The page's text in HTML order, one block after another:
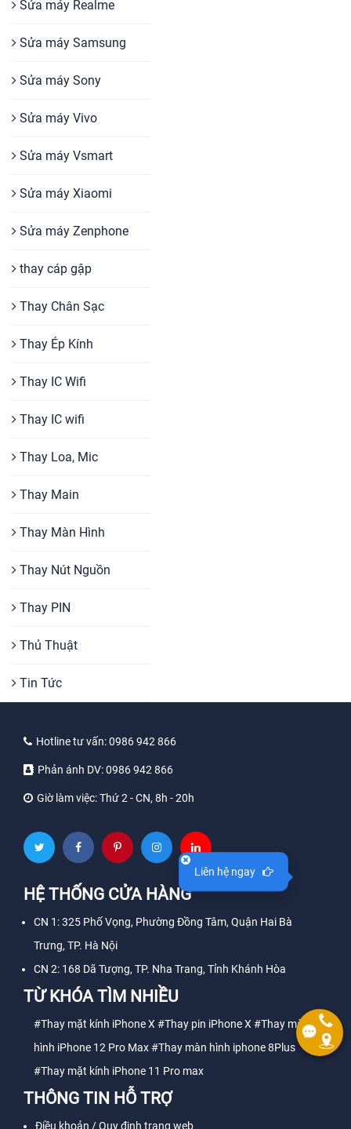
Sửa máy Realme
Sửa máy Samsung
Sửa máy Sony
Sửa máy Vivo
Sửa máy Vsmart
Sửa máy Xiaomi
Sửa máy Zenphone
thay cáp gập
Thay Chân Sạc
Thay Ép Kính
Thay IC Wifi
Thay IC wifi
Thay Loa, Mic
Thay Main
Thay Màn Hình
Thay Nút Nguồn
Thay PIN
Thủ Thuật
Tin Tức
Hotline tư vấn:0986 942 866
Phản ánh DV:0986 942 866
Giờ làm việc:Thứ 2 - CN, 8h - 20h
HỆ THỐNG CỬA HÀNG
CN 1: 325 Phố Vọng, Phường Đồng Tâm, Quận Hai Bà
Trưng, TP. Hà Nội
CN 2: 168 Dã Tượng, TP. Nha Trang, Tỉnh Khánh Hòa
TỪ KHÓA TÌM NHIỀU
#Thay mặt kính iPhone X#Thay pin iPhone X#Thay màn
hình iPhone 12 Pro Max#Thay màn hình iphone 8Plus
#Thay mặt kính iPhone 11 Pro max
THÔNG TIN HỖ TRỢ
Điều khoản / Quy định trang web
Liên hệ ngay